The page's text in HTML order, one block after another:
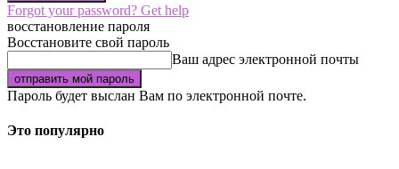
Forgot your password? Get help
восстановление пароля
Восстановите свой пароль
Ваш адрес электронной почты
Пароль будет выслан Вам по электронной почте.
Это популярно